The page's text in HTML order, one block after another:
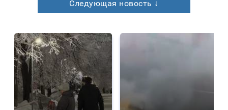
Следующая новость ↓